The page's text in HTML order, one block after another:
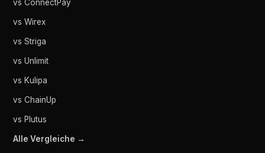
vs ConnectPay
vs Wirex
vs Striga
vs Unlimit
vs Kulipa
vs ChainUp
vs Plutus
Alle Vergleiche →